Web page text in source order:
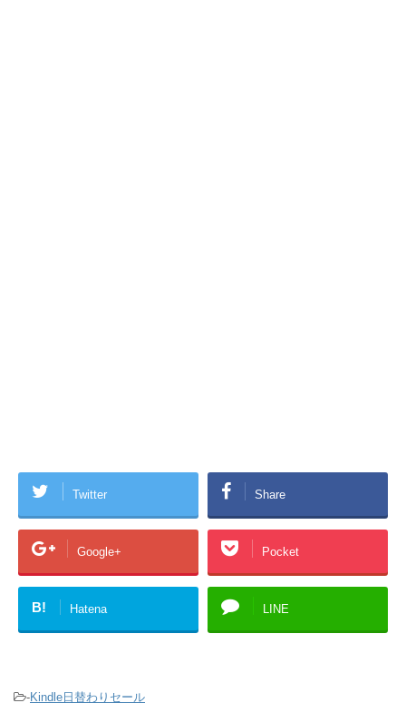
Twitter Share
Google+ Pocket
B! Hatena LINE
-Kindle日替わりセール